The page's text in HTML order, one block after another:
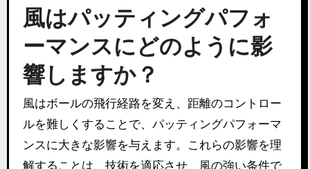
風はパッティングパフォ
ーマンスにどのように影
響しますか？
風はボールの飛行経路を変え、距離のコントロー
ルを難しくすることで、パッティングパフォーマ
ンスに大きな影響を与えます。これらの影響を理
解することは、技術を適応させ、風の強い条件で